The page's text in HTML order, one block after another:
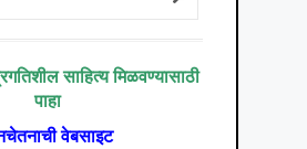
साहित्य मिळवण्यासाठी
पाहा
वेबसाइट